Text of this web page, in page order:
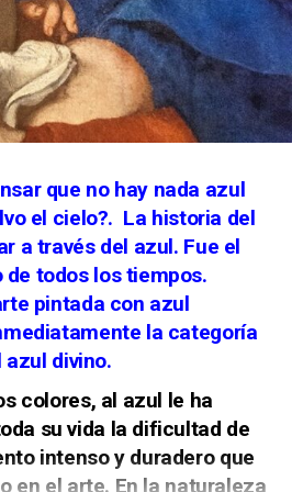
un muro transparente de
siglos separando espacios
la música, la luz y la mirada.
Suárez, “Arquitecturas
cajas de órgano de la
de San Juan Bautista de
Español de Arte, CSIC, 2013.
“Proyecto de rejas
de San Miguel de Morón de la
de Arte
de la conmemoración de la
a la Corona de Castilla,
de 1487. La entrada solemne
se produjo el 19 de agosto,
asedios más largos y duros de
organizada por la Asociación
aquel episodio. El bando
de Málaga, mientras la
musulmanas
Ambos cortejos se
de la Aduana, donde se
las llaves de la ciudad.
que no hay nada azul
el cielo?. La historia del
a través del azul. Fue el
todos los tiempos.
pintada con azul
la categoría
azul divino.
colores, al azul le ha
su vida la dificultad de
intenso y duradero que
en el arte. En la naturaleza